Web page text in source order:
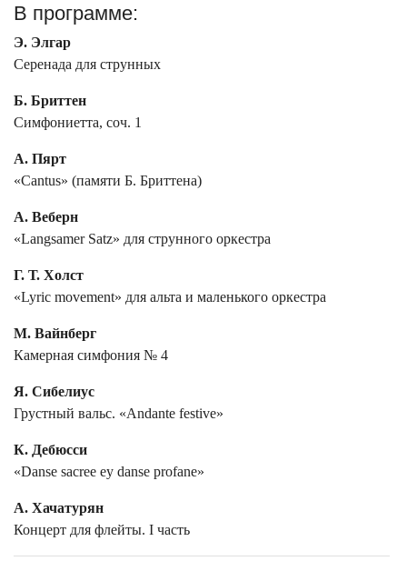
В программе:
Э. Элгар
Серенада для струнных
Б. Бриттен
Симфониетта, соч. 1
А. Пярт
«Cantus» (памяти Б. Бриттена)
А. Веберн
«Langsamer Satz» для струнного оркестра
Г. Т. Холст
«Lyric movement» для альта и маленького оркестра
М. Вайнберг
Камерная симфония № 4
Я. Сибелиус
Грустный вальс. «Andante festive»
К. Дебюсси
«Danse sacree ey danse profane»
А. Хачатурян
Концерт для флейты. I часть